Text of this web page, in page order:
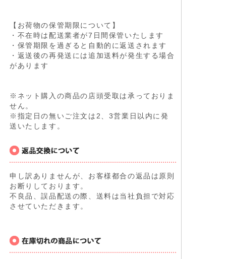
【お荷物の保管期限について】
・不在時は配送業者が7日間保管いたします
・保管期限を過ぎると自動的に返送されます
・返送後の再発送には追加送料が発生する場合
があります
※ネット購入の商品の店頭受取は承っておりま
せん。
※指定日の無いご注文は2、3営業日以内に発
送いたします。
申し訳ありませんが、お客様都合の返品は原則
お断りしております。
不良品、誤品配送の際、送料は当社負担で対応
させていただきます。